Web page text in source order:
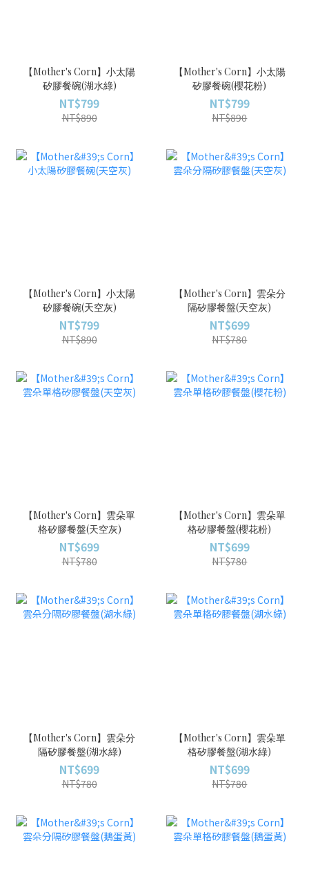
【Mother's Corn】小太陽
矽膠餐碗(湖水綠)
NT$799
NT$890
【Mother's Corn】小太陽
矽膠餐碗(櫻花粉)
NT$799
NT$890
【Mother's Corn】小太陽
矽膠餐碗(天空灰)
NT$799
NT$890
【Mother's Corn】雲朵分
隔矽膠餐盤(天空灰)
NT$699
NT$780
【Mother's Corn】雲朵單
格矽膠餐盤(天空灰)
NT$699
NT$780
【Mother's Corn】雲朵單
格矽膠餐盤(櫻花粉)
NT$699
NT$780
【Mother's Corn】雲朵分
隔矽膠餐盤(湖水綠)
NT$699
NT$780
【Mother's Corn】雲朵單
格矽膠餐盤(湖水綠)
NT$699
NT$780